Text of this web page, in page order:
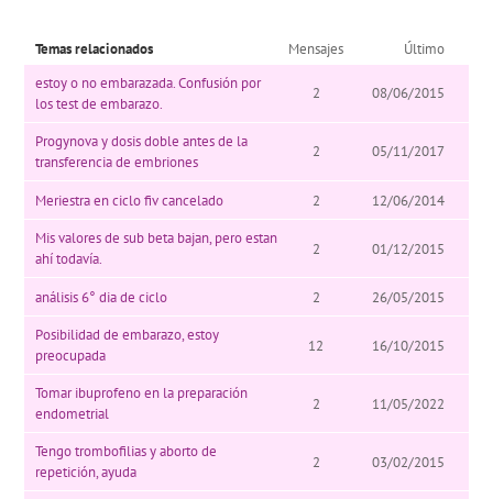
Temas relacionados Mensajes
Último
estoy o no embarazada. Confusión por
los test de embarazo.
2 08/06/2015
Progynova y dosis doble antes de la
transferencia de embriones
2 05/11/2017
Meriestra en ciclo fiv cancelado 2
12/06/2014
Mis valores de sub beta bajan, pero estan
ahí todavía.
2 01/12/2015
análisis 6° dia de ciclo 2
26/05/2015
Posibilidad de embarazo, estoy
preocupada
12 16/10/2015
Tomar ibuprofeno en la preparación
endometrial
2 11/05/2022
Tengo trombofilias y aborto de
repetición, ayuda
2 03/02/2015